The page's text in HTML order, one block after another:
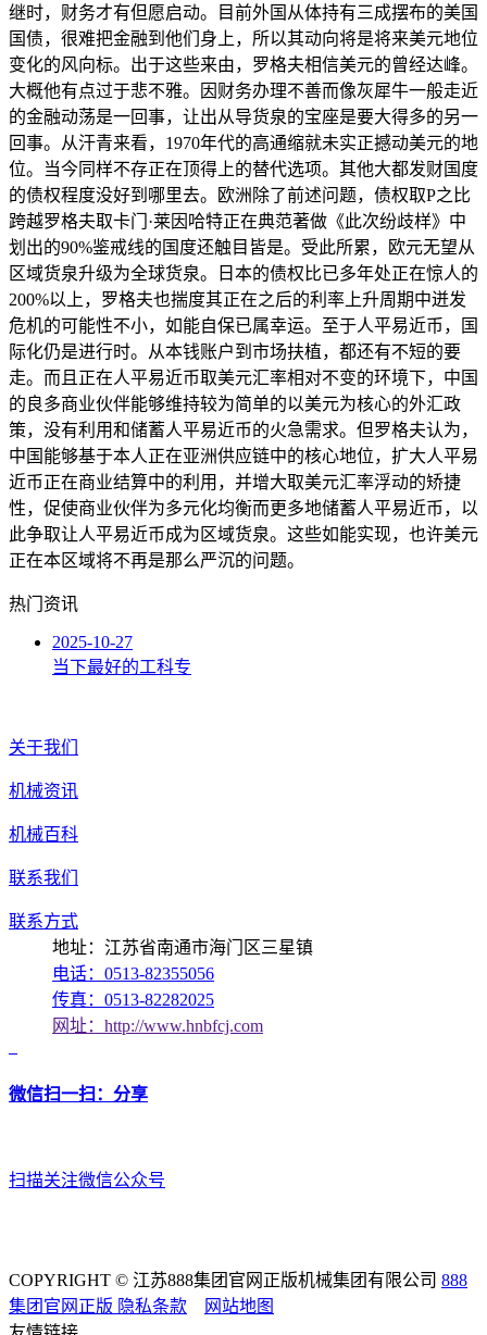
继时，财务才有但愿启动。目前外国从体持有三成摆布的美国
国债，很难把金融到他们身上，所以其动向将是将来美元地位
变化的风向标。出于这些来由，罗格夫相信美元的曾经达峰。
大概他有点过于悲不雅。因财务办理不善而像灰犀牛一般走近
的金融动荡是一回事，让出从导货泉的宝座是要大得多的另一
回事。从汗青来看，1970年代的高通缩就未实正撼动美元的地
位。当今同样不存正在顶得上的替代选项。其他大都发财国度
的债权程度没好到哪里去。欧洲除了前述问题，债权取P之比
跨越罗格夫取卡门·莱因哈特正在典范著做《此次纷歧样》中
划出的90%鉴戒线的国度还触目皆是。受此所累，欧元无望从
区域货泉升级为全球货泉。日本的债权比已多年处正在惊人的
200%以上，罗格夫也揣度其正在之后的利率上升周期中迸发
危机的可能性不小，如能自保已属幸运。至于人平易近币，国
际化仍是进行时。从本钱账户到市场扶植，都还有不短的要
走。而且正在人平易近币取美元汇率相对不变的环境下，中国
的良多商业伙伴能够维持较为简单的以美元为核心的外汇政
策，没有利用和储蓄人平易近币的火急需求。但罗格夫认为，
中国能够基于本人正在亚洲供应链中的核心地位，扩大人平易
近币正在商业结算中的利用，并增大取美元汇率浮动的矫捷
性，促使商业伙伴为多元化均衡而更多地储蓄人平易近币，以
此争取让人平易近币成为区域货泉。这些如能实现，也许美元
正在本区域将不再是那么严沉的问题。
热门资讯
2025-10-27
当下最好的工科专
关于我们
机械资讯
机械百科
联系我们
联系方式
地址：江苏省南通市海门区三星镇
电话：0513-82355056
传真：0513-82282025
网址：http://www.hnbfcj.com
微信扫一扫：分享
扫描关注微信公众号
COPYRIGHT © 江苏888集团官网正版机械集团有限公司 888
集团官网正版 隐私条款
网站地图